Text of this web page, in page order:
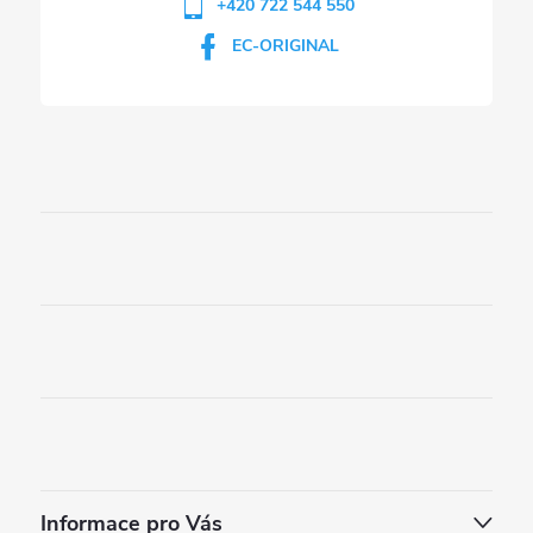
+420 722 544 550
EC-ORIGINAL
Informace pro Vás